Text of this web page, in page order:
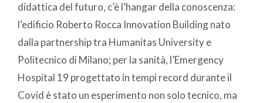
didattica del futuro, c’è l’hangar della conoscenza:
l’edificio Roberto Rocca Innovation Building nato
dalla partnership tra Humanitas University e
Politecnico di Milano; per la sanità, l’Emergency
Hospital 19 progettato in tempi record durante il
Covid è stato un esperimento non solo tecnico, ma